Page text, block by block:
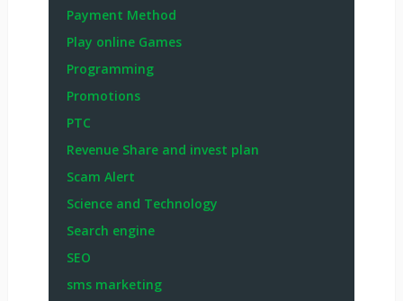
Payment Method
Play online Games
Programming
Promotions
PTC
Revenue Share and invest plan
Scam Alert
Science and Technology
Search engine
SEO
sms marketing